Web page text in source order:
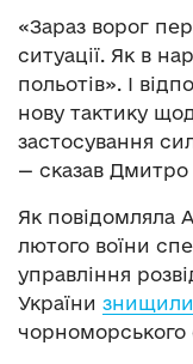
«Зараз ворог
ситуації. Як в
польотів». І
нову тактику
застосування
— сказав
Як повідомляла
лютого воїни
управління
України знищили